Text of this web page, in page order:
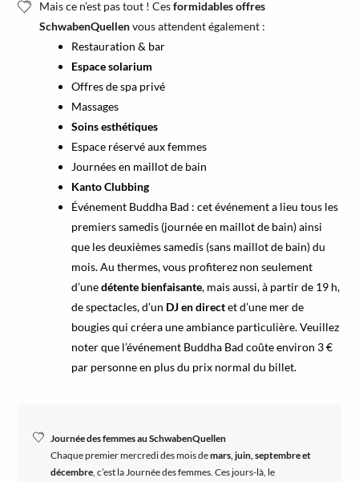
Mais ce n’est pas tout ! Cesformidables offres
SchwabenQuellenvous attendent également :
Restauration & bar
Espace solarium
Offres de spa privé
Massages
Soins esthétiques
Espace réservé aux femmes
Journées en maillot de bain
Kanto Clubbing
Événement Buddha Bad : cet événement a lieu tous les
premiers samedis (journée en maillot de bain) ainsi
que les deuxièmes samedis (sans maillot de bain) du
mois. Au thermes, vous profiterez non seulement
d’unedétente bienfaisante, mais aussi, à partir de 19 h,
de spectacles, d’un DJ en directet d’une mer de
bougies qui créera une ambiance particulière. Veuillez
noter que l’événement Buddha Bad coûte environ 3 €
par personne en plus du prix normal du billet.
Journée des femmes au SchwabenQuellen
Chaque premier mercredi des mois demars, juin, septembre et
décembre, c’est la Journée des femmes. Ces jours-là, le